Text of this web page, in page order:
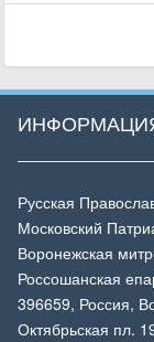
Русская
Московский
Воронежская
Россошанская
396659, Россия,
Октябрьская пл.